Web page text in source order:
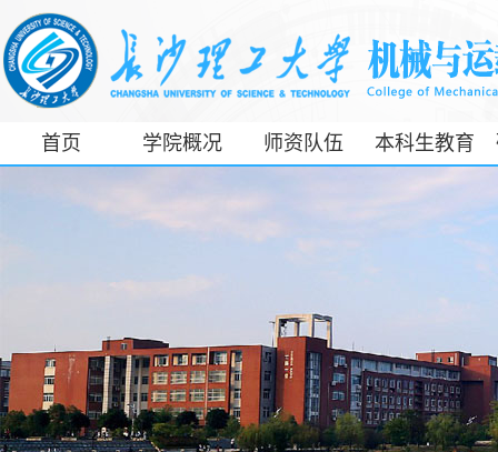
首页 学院概况 师资队伍 本科生教育
工信部专精特